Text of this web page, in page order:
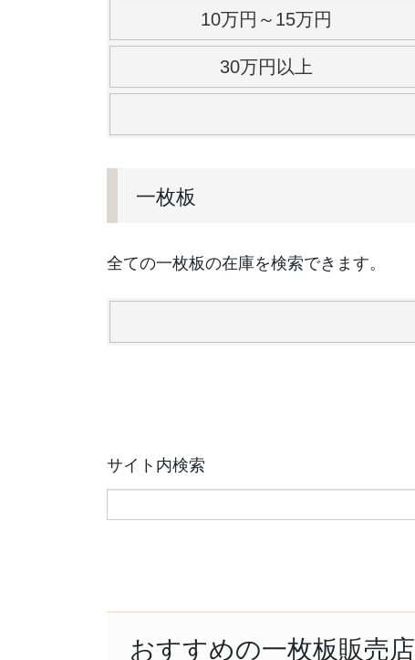
10万円～15万円
30万円以上
一枚板
全ての一枚板の在庫を検索できます。
サイト内検索
おすすめの一枚板販売店